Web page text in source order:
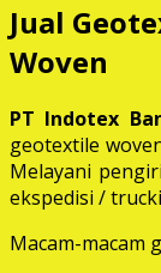
Jual
Woven
PT Indotex
geotextile
Melayani
ekspedisi /
Macam-macam